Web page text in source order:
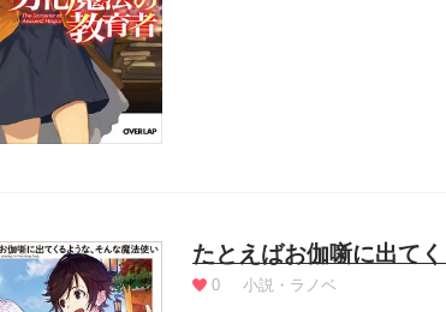
たとえばお伽噺に出て
0 小説・ラノベ